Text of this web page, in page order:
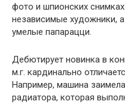
фото и шпионских
независимые художники,
умелые папарацци.
Дебютирует новинка в
м.г. кардинально
Например, машина
радиатора, которая